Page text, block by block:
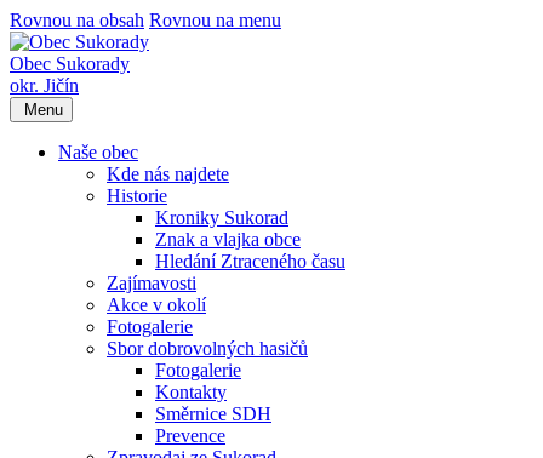
Rovnou na obsah Rovnou na menu
Obec Sukorady
okr. Jičín
Menu
Naše obec
Kde nás najdete
Historie
Kroniky Sukorad
Znak a vlajka obce
Hledání Ztraceného času
Zajímavosti
Akce v okolí
Fotogalerie
Sbor dobrovolných hasičů
Fotogalerie
Kontakty
Směrnice SDH
Prevence